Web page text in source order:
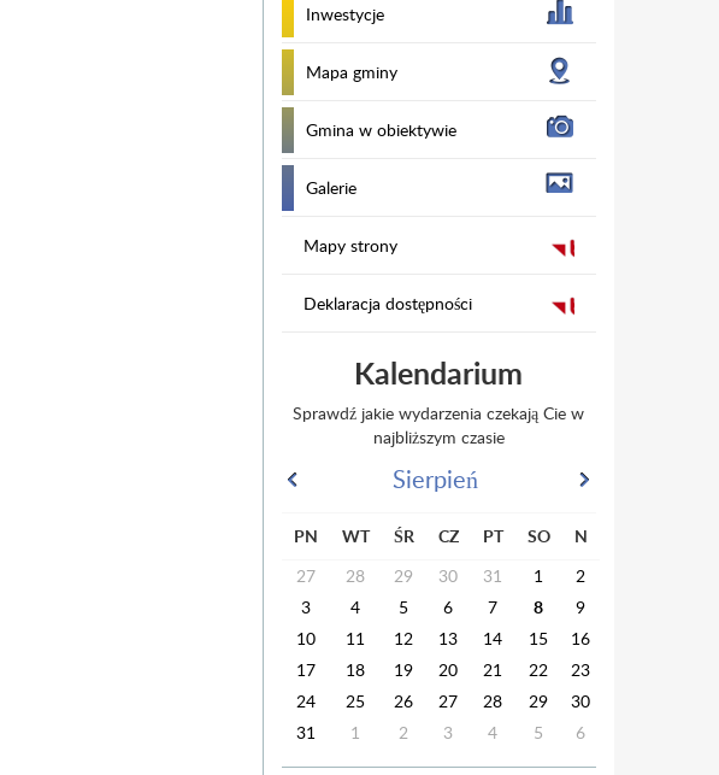
Inwestycje
Mapa gminy
Gmina w obiektywie
Galerie
Mapy strony
Deklaracja dostępności
Kalendarium
Sprawdź jakie wydarzenia czekają Cie w
najbliższym czasie
Sierpień
PN WT ŚR CZ PT SO
N
27
28 29 30 31 1
2
3
4 5 6 7 8
9
10
11 12 13 14 15
16
17
18 19 20 21 22
23
24
25 26 27 28 29
30
31
1 2 3 4 5 6